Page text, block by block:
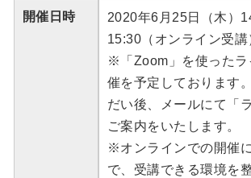
開催日時
2020年6月25日（木）
15:30（オンライン受講
※「Zoom」を使ったラ
催を予定しております
だい後、メールにて「
ご案内をいたします。
※オンラインでの開催
で、受講できる環境を